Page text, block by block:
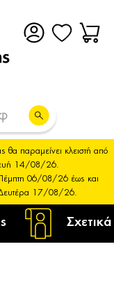
θα παραμείνει κλειστή από
14/08/26.
06/08/26 έως και
17/08/26.